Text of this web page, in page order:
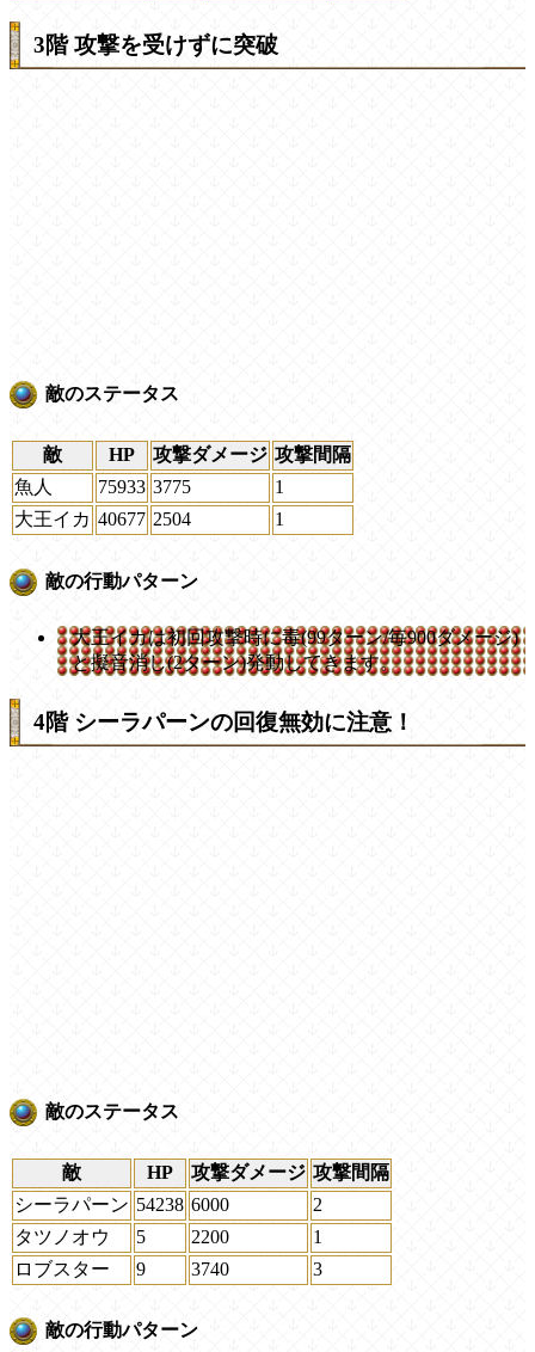
3階 攻撃を受けずに突破
敵のステータス
敵 HP 攻撃ダメージ 攻撃間隔
魚人
75933 3775
1
大王イカ 40677 2504 1
敵の行動パターン
大王イカは初回攻撃時に毒(99ターン/毎900ダメージ)
と擬音消し(2ターン)発動してきます。
4階 シーラパーンの回復無効に注意！
敵のステータス
敵 HP 攻撃ダメージ 攻撃間隔
シーラパーン 54238 6000
2
タツノオウ
5 2200
1
ロブスター
9 3740 3
敵の行動パターン